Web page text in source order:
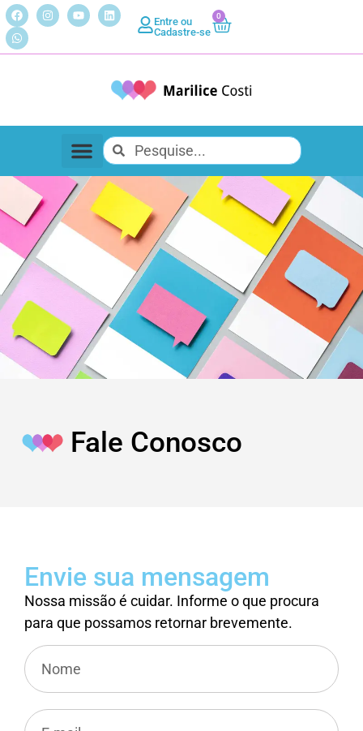
Entre ou
Cadastre-se
0
Fale Conosco
Envie sua mensagem
Nossa missão é cuidar. Informe o que procura
para que possamos retornar brevemente.